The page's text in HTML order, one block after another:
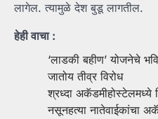
लागेल. त्यामुळे देश बुडू लागतील.
हेही वाचा :
‘लाडकी बहीण’ योजनेचे
जातोय तीव्र विरोध
श्रध्दा अकॅडमीहोस्टेलमध्ये
नसूनहत्या नातेवाईकांचा